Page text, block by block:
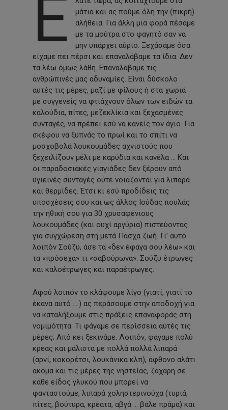
Ε
μάτια και ας πούμε όλη την (πικρή)
αλήθεια. Για άλλη μια φορά πέσαμε
με τα μούτρα στο φαγητό σαν να
μην υπάρχει αύριο. Ξεχάσαμε όσα
είχαμε πει πέρσι και επαναλάβαμε τα ίδια. Δεν
τα λέω όμως λάθη. Επαναλάβαμε τις
ανθρώπινές μας αδυναμίες. Είναι δύσκολο
αυτές τις μέρες, μαζί με φίλους ή στα χωριά
με συγγενείς να φτιάχνουν όλων των ειδών τα
καλούδια, πίτες, μεζεκλίκια και ξεχασμένες
συνταγές, να πρέπει εσύ να κανείς τον άγιο. Για
σκέψου να ξυπνάς το πρωί και το σπίτι να
μοσχοβολά λουκουμάδες αχνιστούς που
ξεχειλίζουν μέλι με καρύδια και κανέλα … Και
οι παραδοσιακές γιαγιάδες δεν ξέρουν από
υγιεινές συνταγές ούτε νοιάζονται για λιπαρά
και θερμίδες. Έτσι κι εσύ προδίδεις τις
υποσχέσεις σου και ως άλλος Ιούδας πουλάς
την ηθική σου για 30 χρυσαφένιους
λουκουμάδες (και ουχί αργύρια) πιστεύοντας
για συγχώρεση στη μετά Πάσχα ζωή. Γι’ αυτό
λοιπόν Σούζυ, άσε τα «δεν έφαγα σου λέω» και
τα «πρόσεχα» τι «σαβούρωνα». Σούζυ έτρωγες
και καλοέτρωγες και παραέτρωγες.
Αφού λοιπόν το κλάψουμε λίγο (γιατί, γιατί το
έκανα αυτό ….) ας περάσουμε στην αποδοχή για
να καταλήξουμε στις πράξεις επαναφοράς στη
νομιμότητα. Τι φάγαμε σε περίσσεια αυτές τις
μέρες; Από κει ξεκινάμε. Λοιπόν, φάγαμε πολύ
κρέας και μάλιστα με πολλά πολλά λιπαρά
(αρνί, κοκορέτσι, λουκάνικα κλπ), άφθονο αλάτι
ακόμα και τις μέρες της νηστείας, ζάχαρη σε
κάθε είδος γλυκού που μπορεί να
φανταστούμε, λιπαρά χοληστερινούχα (τυριά,
πίτες, βούτυρα, κρέατα, αβγά … βάλε πράμα) και